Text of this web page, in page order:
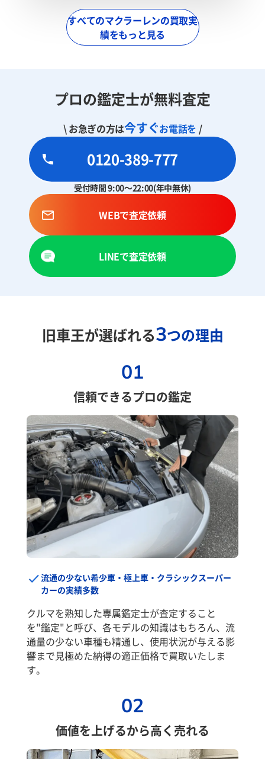
すべてのマクラーレンの買取実
績をもっと見る
プロの鑑定士が無料査定
\ お急ぎの方は今すぐお電話を /
0120-389-777
受付時間 9:00～22:00(年中無休)
WEBで査定依頼
LINEで査定依頼
旧車王が選ばれる3つの理由
01
信頼できるプロの鑑定
流通の少ない希少車・極上車・クラシックスーパー
カーの実績多数
クルマを熟知した専属鑑定士が査定すること
を"鑑定"と呼び、各モデルの知識はもちろん、流
通量の少ない車種も精通し、使用状況が与える影
響まで見極めた納得の適正価格で買取いたしま
す。
02
価値を上げるから高く売れる